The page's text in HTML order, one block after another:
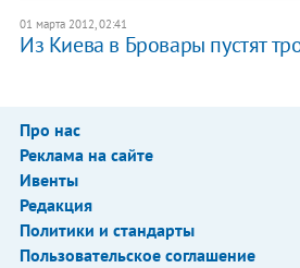
01 марта 2012, 02:41
Из Киева в Бровары пустят
Про нас
Реклама на сайте
Ивенты
Редакция
Политики и стандарты
Пользовательское соглашение